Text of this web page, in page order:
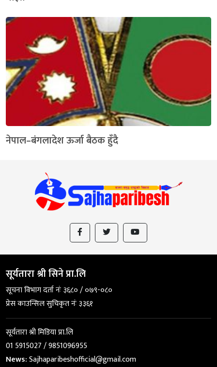
नेपाल–बंगलादेश ऊर्जा बैठक हुँदै
सूर्यतारा श्री सिने प्रा.लि
सूचना विभाग दर्ता नंः ३६८० / ०७९-०८०
प्रेस काउन्सिल सुचिकृत नंः ३३६१
सूर्यतारा श्री मिडिया प्रा.लि
01 5915027 / 9851096955
News:Sajhaparibeshofficial@gmail.com